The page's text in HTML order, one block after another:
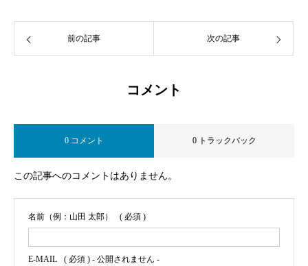
前の記事 次の記事
コメント
0 コメント 0 トラックバック
この記事へのコメントはありません。
名前（例：山田 太郎） ( 必須 )
E-MAIL ( 必須 ) - 公開されません -